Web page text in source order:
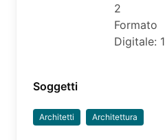
2
Formato
Digitale: 1
Soggetti
Architetti Architettura